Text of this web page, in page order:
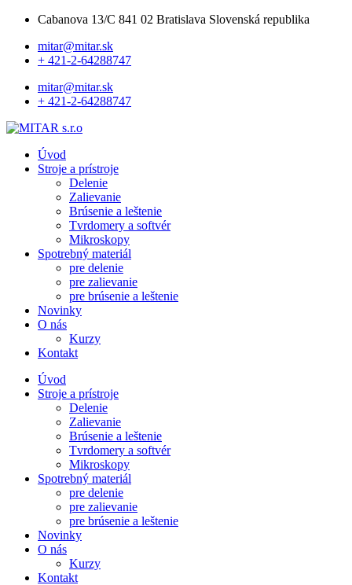
Cabanova 13/C 841 02 Bratislava Slovenská republika
mitar@mitar.sk
+ 421-2-64288747
mitar@mitar.sk
+ 421-2-64288747
Úvod
Stroje a prístroje
Delenie
Zalievanie
Brúsenie a leštenie
Tvrdomery a softvér
Mikroskopy
Spotrebný materiál
pre delenie
pre zalievanie
pre brúsenie a leštenie
Novinky
O nás
Kurzy
Kontakt
Úvod
Stroje a prístroje
Delenie
Zalievanie
Brúsenie a leštenie
Tvrdomery a softvér
Mikroskopy
Spotrebný materiál
pre delenie
pre zalievanie
pre brúsenie a leštenie
Novinky
O nás
Kurzy
Kontakt